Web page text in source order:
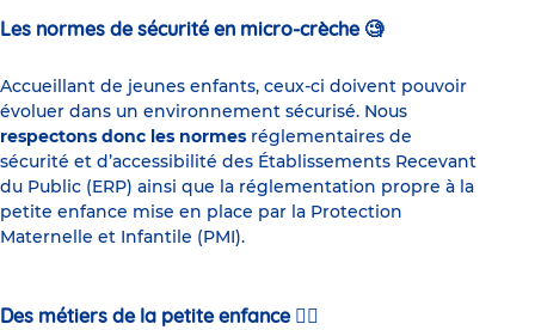
Les normes de sécurité en micro-crèche 🧐
Accueillant de jeunes enfants, ceux-ci doivent pouvoir
évoluer dans un environnement sécurisé. Nous
respectons donc les normes réglementaires de
sécurité et d’accessibilité des Établissements Recevant
du Public (ERP) ainsi que la réglementation propre à la
petite enfance mise en place par la Protection
Maternelle et Infantile (PMI).
Des métiers de la petite enfance 👇🏼